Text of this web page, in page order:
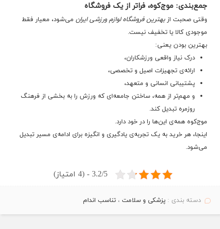
جمع‌بندی: موج‌کوه، فراتر از یک فروشگاه
وقتی صحبت ازبهترین فروشگاه لوازم ورزشی ایران می‌شود، معیار فقط
موجودی کالا یا تخفیف نیست.
بهترین بودن یعنی:
درک نیاز واقعی ورزشکاران،
ارائه‌ی تجهیزات اصیل و تخصصی،
پشتیبانی انسانی و متعهد،
و مهم‌تر از همه، ساختن جامعه‌ای که ورزش را به بخشی از فرهنگ
روزمره تبدیل کند.
موج‌کوه همه‌ی این‌ها را در خود دارد.
اینجا، هر خرید به یک تجربه‌ی یادگیری و انگیزه برای ادامه‌ی مسیر تبدیل
می‌شود.
3.2/5 - (4 امتیاز)
دسته بندی :پزشکی و سلامت ،تناسب اندام